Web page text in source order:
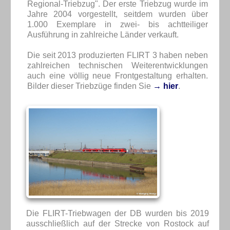
Regional-Triebzug". Der erste Triebzug wurde im
Jahre 2004 vorgestellt, seitdem wurden über
1.000 Exemplare in zwei- bis achtteiliger
Ausführung in zahlreiche Länder verkauft.
Die seit 2013 produzierten FLIRT 3 haben neben
zahlreichen technischen Weiterentwicklungen
auch eine völlig neue Frontgestaltung erhalten.
Bilder dieser Triebzüge finden Sie → hier.
Die FLIRT-Triebwagen der DB wurden bis 2019
ausschließlich auf der Strecke von Rostock auf